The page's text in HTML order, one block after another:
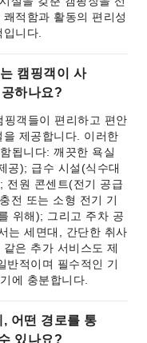
적함과 활동의 편리성
니다.
캠핑객이 사
하나요?
객들이 편리하고 편안
제공합니다. 이러한
됩니다: 깨끗한 욕실
공); 급수 시설(식수대
전원 콘센트(전기 공급
전 또는 소형 전기 기
위해); 그리고 주차 공
는 세면대, 간단한 취사
은 추가 서비스도 제
반적이며 필수적인 기
에 충분합니다.
어떤 경로를 통
있나요?